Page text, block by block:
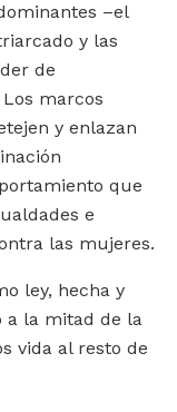
–el
y las
de
Los marcos
y enlazan
que
e
las mujeres.
ley, hecha y
a la mitad de la
vida al resto de